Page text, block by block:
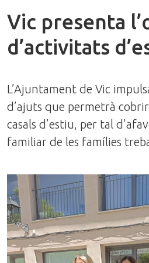
Vic presenta
d’activitats
L’Ajuntament de Vic
d’ajuts que permetrà
casals d’estiu, per tal
familiar de les famílies